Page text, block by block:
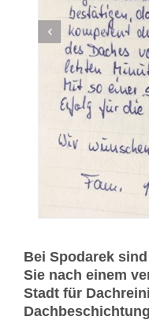
Bei Spodarek
Sie nach einem
Stadt für